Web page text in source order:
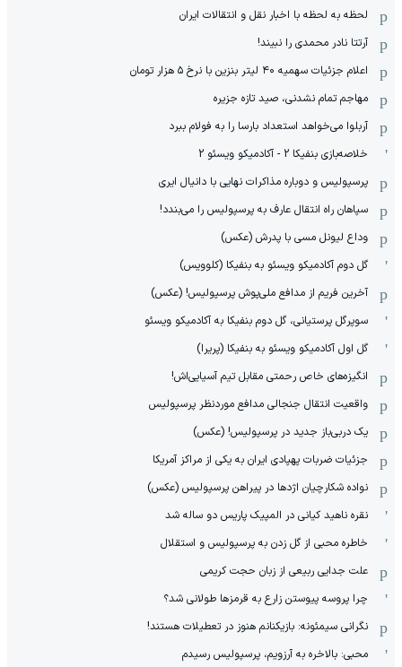
لحظه به لحظه با اخبار نقل و انتقالات ایران
آرتتا نادر محمدی را نبیند!
اعلام جزئیات سهمیه ۴۰ لیتر بنزین با نرخ ۵ هزار تومان
مهاجم تمام نشدنی، صید تازه جزیره
آربلوا می‌خواهد استعداد بارسا را به فولام ببرد
خلاصه‌بازی بنفیکا 2 - آکادمیکو ویسئو 2
پرسپولیس و دوباره مذاکرات نهایی با دانیال ایری
سپاهان راه انتقال عارف به پرسپولیس را می‌بندد!
وداع لیونل مسی با پدرش (عکس)
گل دوم آکادمیکو ویسئو به بنفیکا (کلوویس)
آخرین فریم از مدافع ملی‌پوش پرسپولیس! (عکس)
سوپرگل پرستیانی، گل دوم بنفیکا به آکادمیکو ویسئو
گل اول آکادمیکو ویسئو به بنفیکا (پریرا)
انگیزه‌های خاص رحمتی مقابل تیم‌ آسیایی‌اش!
واقعیت انتقال جنجالی مدافع موردنظر پرسپولیس
یک دربی‌باز جدید در پرسپولیس! (عکس)
جزئیات ضربات پهپادی ایران به یکی از مراکز آمریکا
نواده شکارچیان اژدها در پیراهن پرسپولیس (عکس)
نقره ناهید کیانی در المپیک پاریس دو ساله شد
خاطره محبی از گل زدن به پرسپولیس و استقلال
علت جدایی ربیعی از زبان حجت کریمی
چرا پروسه پیوستن زارع به قرمزها طولانی شد؟
نگرانی سیمئونه: بازیکنانم هنوز در تعطیلات هستند!
محبی: بالاخره به آرزویم، پرسپولیس رسیدم